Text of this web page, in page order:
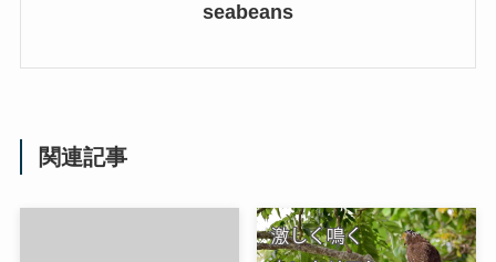
seabeans
関連記事